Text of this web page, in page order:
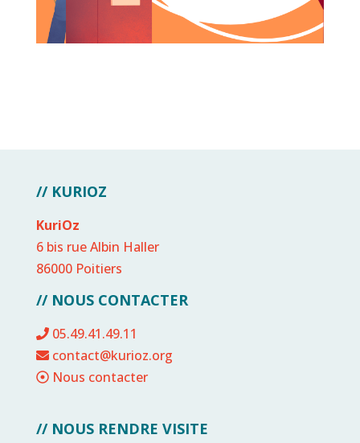
// KURIOZ
KuriOz
6 bis rue Albin Haller
86000 Poitiers
// NOUS CONTACTER
05.49.41.49.11
contact@kurioz.org
Nous contacter
// NOUS RENDRE VISITE